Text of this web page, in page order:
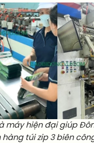
máy hiện đại giúp
hàng túi zip 3 biên